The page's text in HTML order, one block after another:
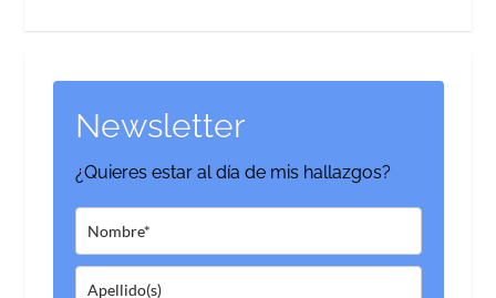
Newsletter
¿Quieres estar al día de mis hallazgos?